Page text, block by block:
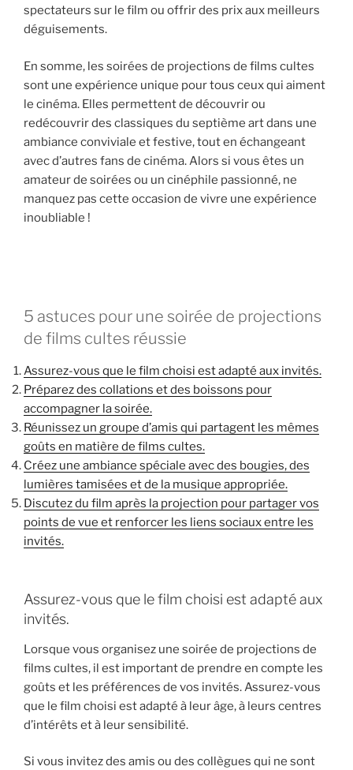
spectateurs sur le film ou offrir des prix aux meilleurs
déguisements.
En somme, les soirées de projections de films cultes
sont une expérience unique pour tous ceux qui aiment
le cinéma. Elles permettent de découvrir ou
redécouvrir des classiques du septième art dans une
ambiance conviviale et festive, tout en échangeant
avec d’autres fans de cinéma. Alors si vous êtes un
amateur de soirées ou un cinéphile passionné, ne
manquez pas cette occasion de vivre une expérience
inoubliable !
5 astuces pour une soirée de projections
de films cultes réussie
Assurez-vous que le film choisi est adapté aux invités.
Préparez des collations et des boissons pour
accompagner la soirée.
Réunissez un groupe d’amis qui partagent les mêmes
goûts en matière de films cultes.
Créez une ambiance spéciale avec des bougies, des
lumières tamisées et de la musique appropriée.
Discutez du film après la projection pour partager vos
points de vue et renforcer les liens sociaux entre les
invités.
Assurez-vous que le film choisi est adapté aux
invités.
Lorsque vous organisez une soirée de projections de
films cultes, il est important de prendre en compte les
goûts et les préférences de vos invités. Assurez-vous
que le film choisi est adapté à leur âge, à leurs centres
d’intérêts et à leur sensibilité.
Si vous invitez des amis ou des collègues qui ne sont